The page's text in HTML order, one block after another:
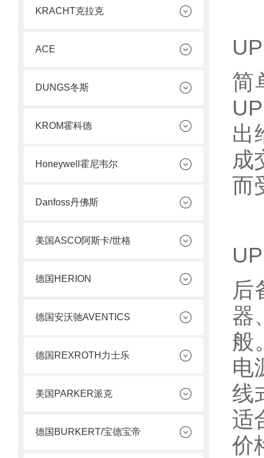
KRACHT克拉克
ACE
DUNGS冬斯
KROM霍科德
Honeywell霍尼韦尔
Danfoss丹佛斯
美国ASCO阿斯卡/世格
德国HERION
德国安沃驰AVENTICS
德国REXROTH力士乐
美国PARKER派克
德国BURKERT/宝德宝帝
简
出
成
而
后
器
般
电
线
适
价